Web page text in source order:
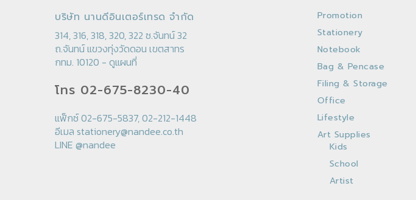
บริษัท นานดีอินเตอร์เทรด จำกัด
314, 316, 318, 320, 322 ซ.จันทน์ 32
ถ.จันทน์ แขวงทุ่งวัดดอน เขตสาทร
กทม. 10120 - ดูแผนที่
โทร 02-675-8230-40
แฟ็กซ์ 02-675-5837, 02-212-1448
อีเมล stationery@nandee.co.th
LINE @nandee
Promotion
Stationery
Notebook
Bag & Pencase
Filing & Storage
Office
Lifestyle
Art Supplies
Kids
School
Artist